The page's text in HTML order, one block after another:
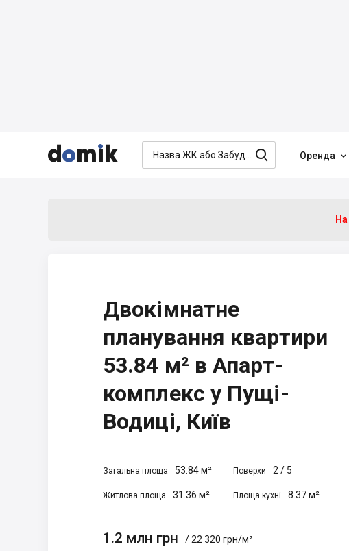


  Оренда 
Двокімнатне
планування квартири
53.84 м² в Апарт-
комплекс у Пущі-
Водиці, Київ
Загальна площа 53.84 м² Поверхи 2 / 5
Житлова площа 31.36 м² Площа кухні 8.37 м²
1.2 млн грн / 22 320 грн/м²